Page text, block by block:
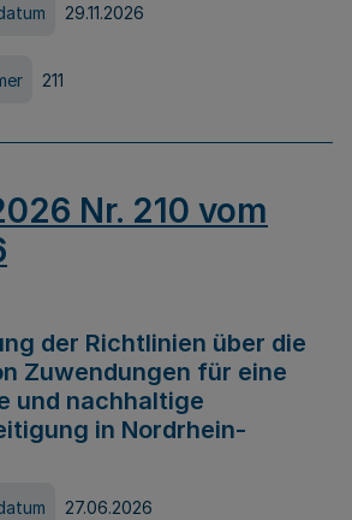
29.11.2026
211
Nr. 210 vom
der Richtlinien über die
Zuwendungen für eine
und nachhaltige
in Nordrhein-
27.06.2026